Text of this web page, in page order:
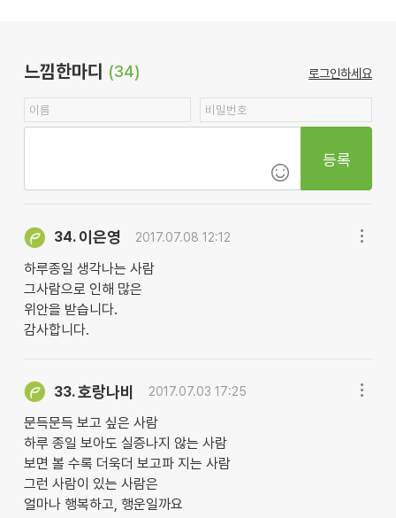
느낌한마디 (34) 로그인하세요
등록
34. 이은영 2017.07.08 12:12
하루종일 생각나는 사람
그사람으로 인해 많은
위안을 받습니다.
감사합니다.
33.호랑나비 2017.07.03 17:25
문득문득 보고 싶은 사람
하루 종일 보아도 실증나지 않는 사람
보면 볼 수록 더욱더 보고파 지는 사람
그런 사람이 있는 사람은
얼마나 행복하고, 행운일까요